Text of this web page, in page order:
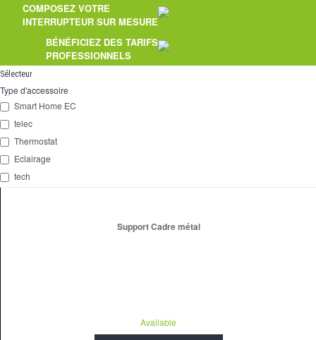
Spéciales
Accessories
Media
COMPOSEZ VOTRE
INTERRUPTEUR SUR MESURE
BÉNÉFICIEZ DES TARIFS
PROFESSIONNELS
Sélecteur
Type d'accessoire
Smart Home EC
telec
Thermostat
Eclairage
tech
Support Cadre métal
Available